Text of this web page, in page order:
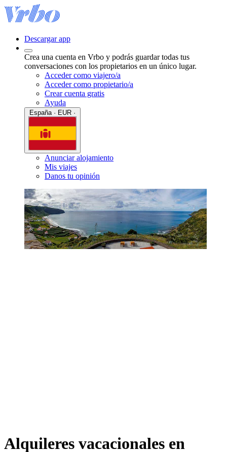
Descargar app
Crea una cuenta en Vrbo y podrás guardar todas tus
conversaciones con los propietarios en un único lugar.
Acceder como viajero/a
Acceder como propietario/a
Crear cuenta gratis
Ayuda
Anunciar alojamiento
Mis viajes
Danos tu opinión
Alquileres vacacionales en